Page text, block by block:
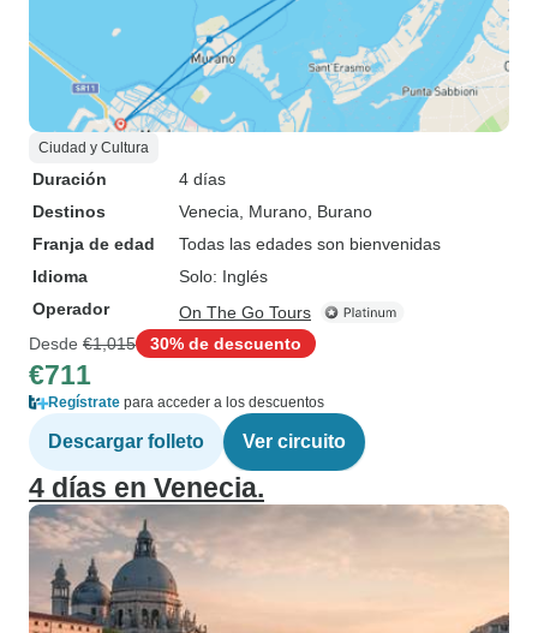
Ciudad y Cultura
Duración
4 días
Destinos
Venecia , Murano , Burano
Franja de edad
Todas las edades son bienvenidas
Idioma
Solo: Inglés
Operador
On The Go Tours
Desde €1,015 30% de descuento
€711
Regístrate para acceder a los descuentos
Descargar folleto Ver circuito
4 días en Venecia.